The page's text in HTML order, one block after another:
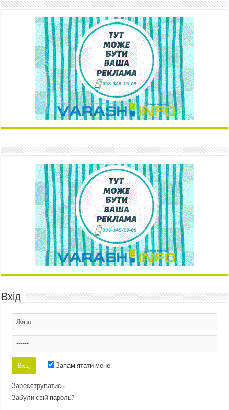
Вхід
Запам'ятати мене
Зареєструватись
Забули свій пароль?